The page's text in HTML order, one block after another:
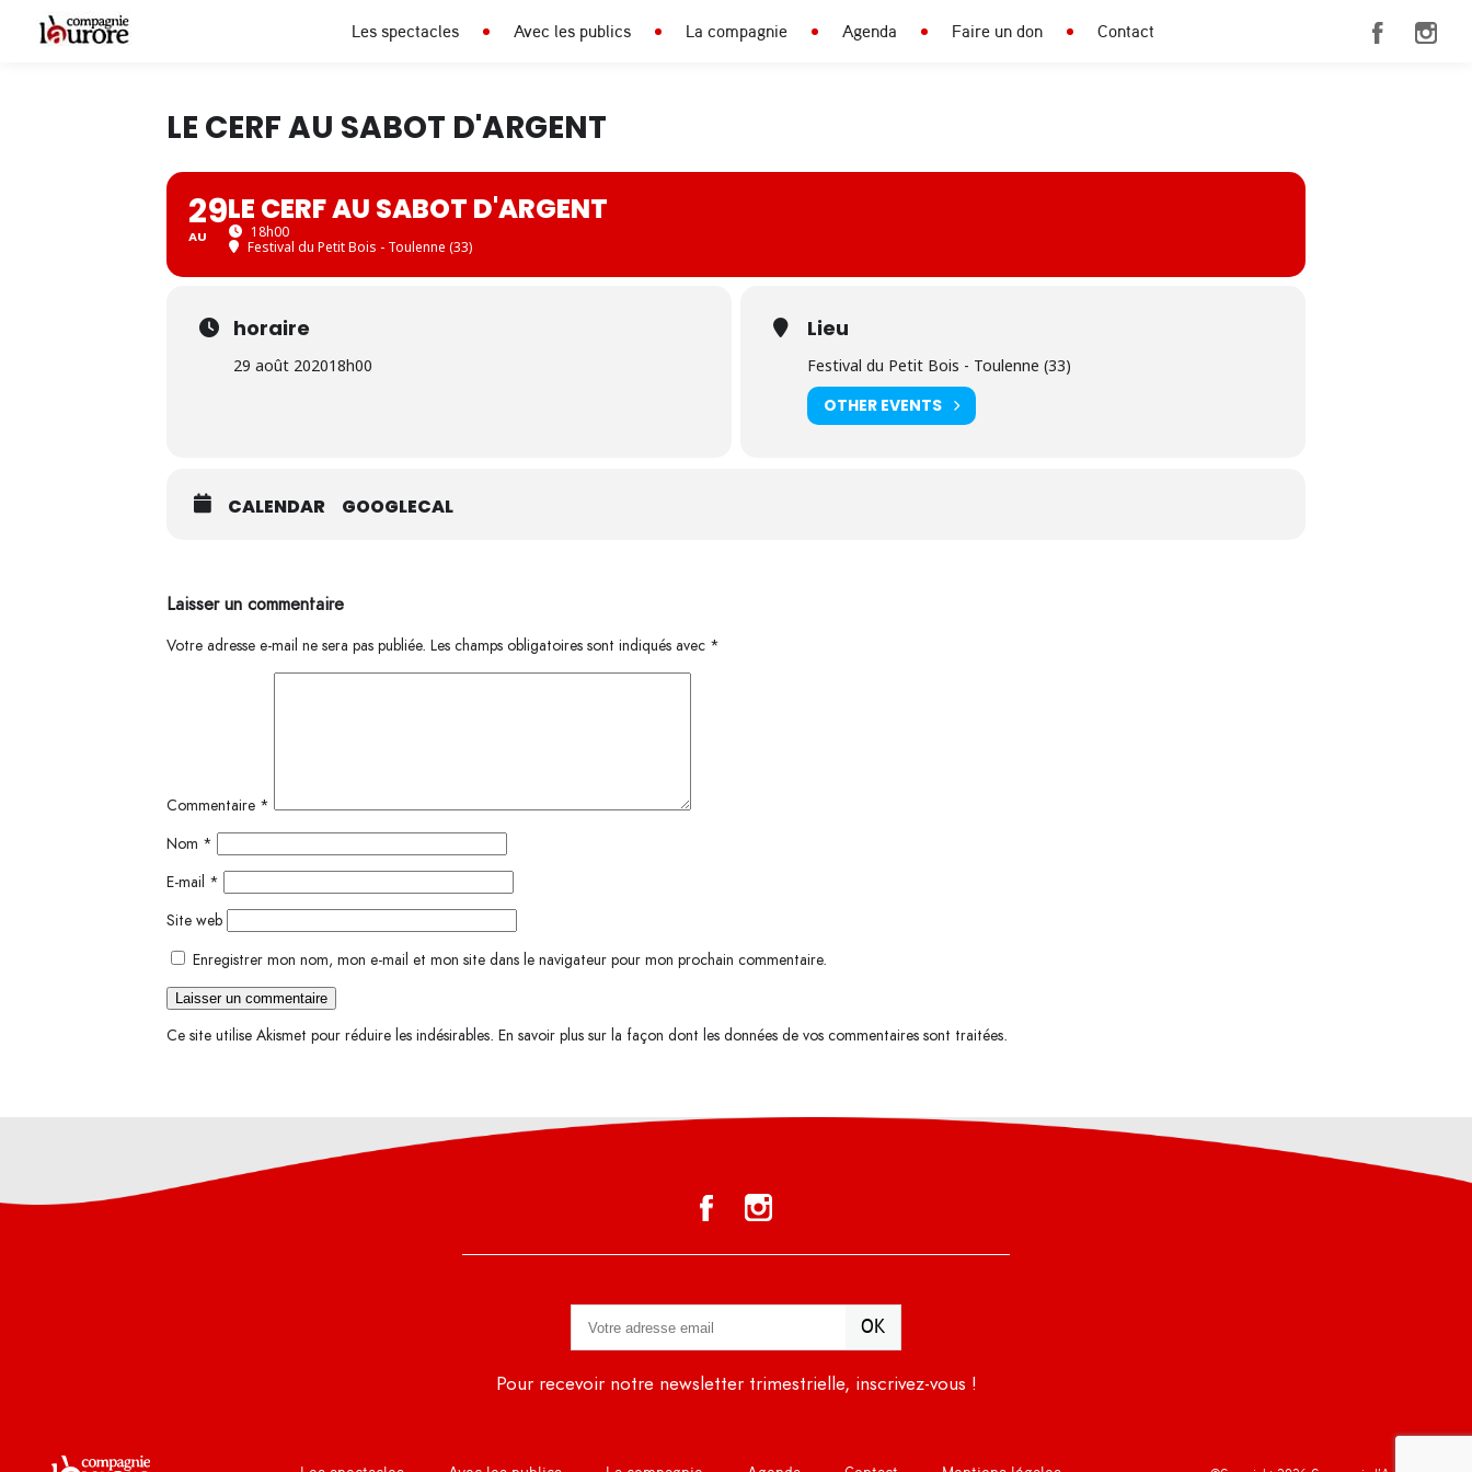
Les spectacles Avec les publics La compagnie Agenda Faire un don Contact
LE CERF AU SABOT D'ARGENT
29
AU
LE CERF AU SABOT D'ARGENT
18h00
Festival du Petit Bois - Toulenne (33)
horaire
29 août 202018h00
Lieu
Festival du Petit Bois - Toulenne (33)
OTHER EVENTS
CALENDAR GOOGLECAL
Laisser un commentaire
Votre adresse e-mail ne sera pas publiée. Les champs obligatoires sont indiqués avec *
Commentaire *
Nom *
E-mail *
Site web
Enregistrer mon nom, mon e-mail et mon site dans le navigateur pour mon prochain commentaire.
Ce site utilise Akismet pour réduire les indésirables. En savoir plus sur la façon dont les données de vos commentaires sont traitées.
Pour recevoir notre newsletter trimestrielle, inscrivez-vous !